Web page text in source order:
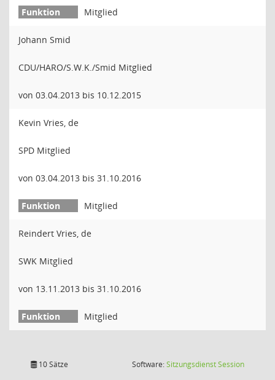
Mitglied
Johann Smid
CDU/HARO/S.W.K./Smid Mitglied
von 03.04.2013 bis 10.12.2015
Kevin Vries, de
SPD Mitglied
von 03.04.2013 bis 31.10.2016
Mitglied
Reindert Vries, de
SWK Mitglied
von 13.11.2013 bis 31.10.2016
Mitglied
10 Sätze Software:SitzungsdienstSession(Wird in